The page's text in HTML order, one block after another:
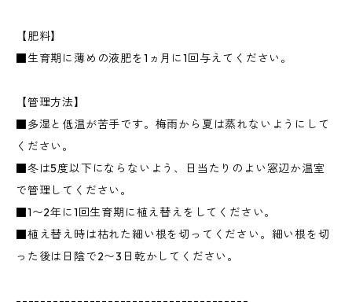
【肥料】
■生育期に薄めの液肥を1ヵ月に1回与えてください。
【管理方法】
■多湿と低温が苦手です。梅雨から夏は蒸れないようにして
ください。
■冬は5度以下にならないよう、日当たりのよい窓辺か温室
で管理してください。
■1〜2年に1回生育期に植え替えをしてください。
■植え替え時は枯れた細い根を切ってください。細い根を切
った後は日陰で2〜3日乾かしてください。